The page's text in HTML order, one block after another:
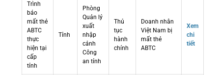
Trình
báo
mất thẻ
ABTC
thực
hiện tại
cấp
tỉnh
Tỉnh
Phòng
Quản lý
xuất
nhập
cảnh
Công
an tỉnh
Thủ
tục
hành
chính
Doanh nhân
Việt Nam bị
mất thẻ
ABTC
Xem
chi
tiết